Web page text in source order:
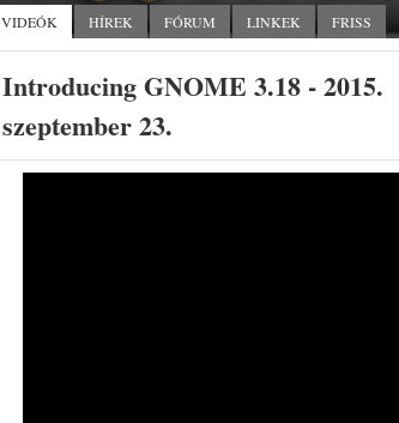
VIDEÓK HÍREK FÓRUM LINKEK FRISS
Introducing GNOME 3.18 - 2015.
szeptember 23.